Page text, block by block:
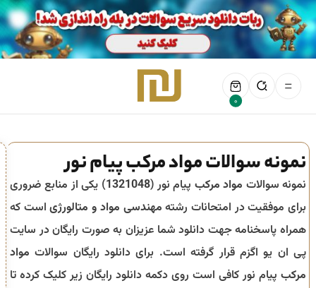
0
نمونه سوالات مواد مرکب پیام نور
نمونه سوالات مواد مرکب پیام نور (1321048) یکی از منابع ضروری
برای موفقیت در امتحانات رشته مهندسی مواد و متالورژیاست که
همراه پاسخنامه جهت دانلود شما عزیزان به صورت رایگان در سایت
پی ان یو اگزم قرار گرفته است. برای دانلود رایگان سوالات مواد
مرکب پیام نور کافی است روی دکمه دانلود رایگان زیر کلیک کرده تا